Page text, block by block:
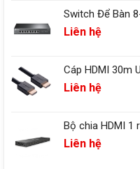
Switch Để Bàn
Liên hệ
Cáp HDMI 30m
Liên hệ
Bộ chia HDMI 1
Liên hệ